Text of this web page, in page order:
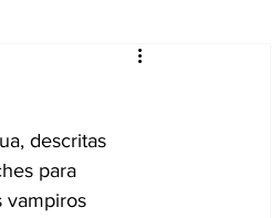
descritas
para
vampiros